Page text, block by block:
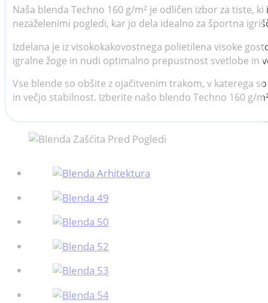
Naša blenda Techno 160 g/m² je odličen izbor za tiste,
nezaželenimi pogledi, kar jo dela idealno za športna
Izdelana je iz visokokakovostnega polietilena visoke
igralne žoge in nudi optimalno prepustnost svetlobe in
Vse blende so obšite z ojačitvenim trakom, v katerega
in večjo stabilnost. Izberite našo blendo Techno 160 g/